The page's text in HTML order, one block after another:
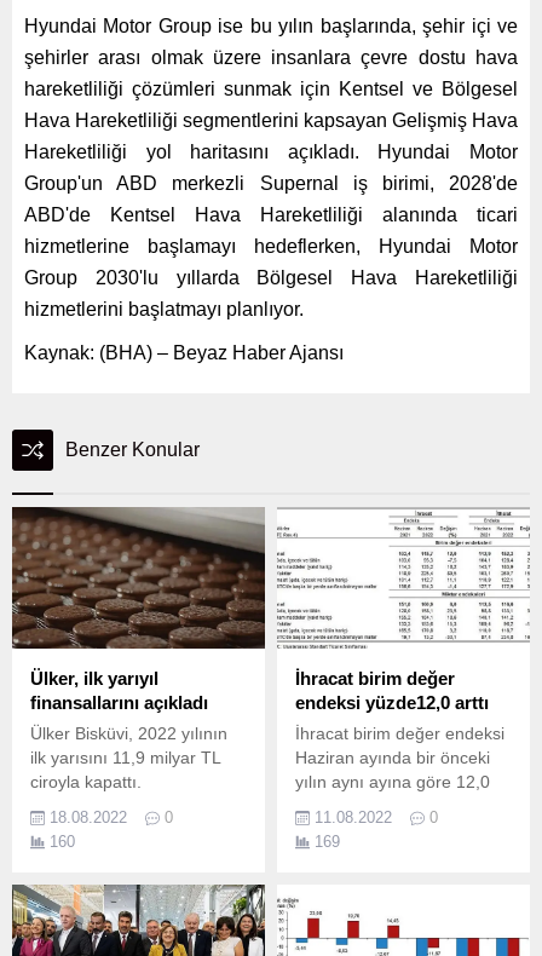
Hyundai Motor Group ise bu yılın başlarında, şehir içi ve
şehirler arası olmak üzere insanlara çevre dostu hava
hareketliliği çözümleri sunmak için Kentsel ve Bölgesel
Hava Hareketliliği segmentlerini kapsayan Gelişmiş Hava
Hareketliliği yol haritasını açıkladı. Hyundai Motor
Group'un ABD merkezli Supernal iş birimi, 2028'de
ABD'de Kentsel Hava Hareketliliği alanında ticari
hizmetlerine başlamayı hedeflerken, Hyundai Motor
Group 2030'lu yıllarda Bölgesel Hava Hareketliliği
hizmetlerini başlatmayı planlıyor.
Kaynak: (BHA) – Beyaz Haber Ajansı
Benzer Konular
Ülker, ilk yarıyıl
finansallarını açıkladı
Ülker Bisküvi, 2022 yılının
ilk yarısını 11,9 milyar TL
ciroyla kapattı.
18.08.2022
0
160
İhracat birim değer
endeksi yüzde12,0 arttı
İhracat birim değer endeksi
Haziran ayında bir önceki
yılın aynı ayına göre 12,0
11.08.2022
0
169